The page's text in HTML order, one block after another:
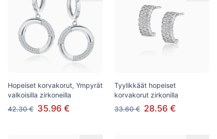
Hopeiset korvakorut, Ympyrät
valkoisilla zirkoneilla
42.30 € 35.96 €
Tyylikkäät hopeiset
korvakorut zirkonilla
33.60 € 28.56 €